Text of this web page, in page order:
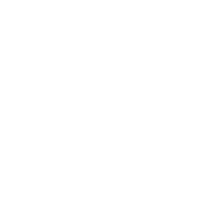
uvedené vybavení)